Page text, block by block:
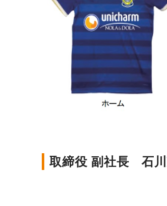
取締役 副社長 石